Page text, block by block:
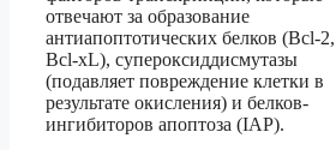
отвечают за образование
антиапоптотических белков (Bcl-2,
Bcl-xL), супероксиддисмутазы
(подавляет повреждение клетки в
результате окисления) и белков-
ингибиторов апоптоза (IAP).